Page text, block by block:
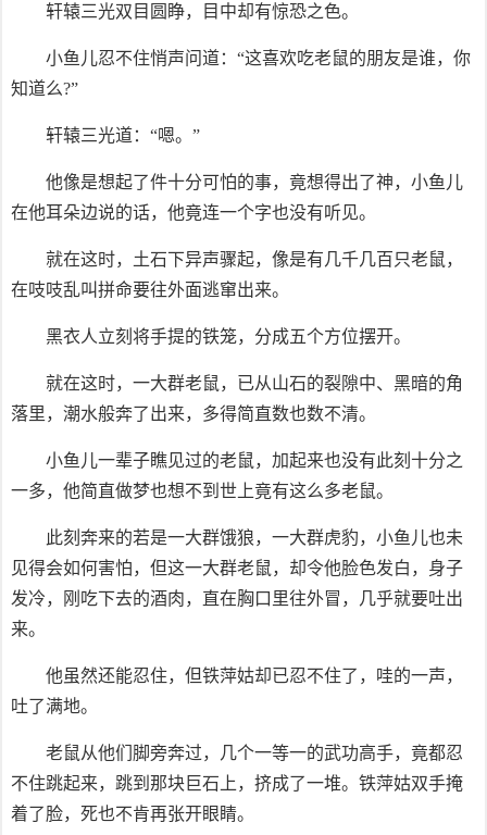
轩辕三光双目圆睁，目中却有惊恐之色。
小鱼儿忍不住悄声问道：“这喜欢吃老鼠的朋友是谁，你
知道么?”
轩辕三光道：“嗯。”
他像是想起了件十分可怕的事，竟想得出了神，小鱼儿
在他耳朵边说的话，他竟连一个字也没有听见。
就在这时，土石下异声骤起，像是有几千几百只老鼠，
在吱吱乱叫拼命要往外面逃窜出来。
黑衣人立刻将手提的铁笼，分成五个方位摆开。
就在这时，一大群老鼠，已从山石的裂隙中、黑暗的角
落里，潮水般奔了出来，多得简直数也数不清。
小鱼儿一辈子瞧见过的老鼠，加起来也没有此刻十分之
一多，他简直做梦也想不到世上竟有这么多老鼠。
此刻奔来的若是一大群饿狼，一大群虎豹，小鱼儿也未
见得会如何害怕，但这一大群老鼠，却令他脸色发白，身子
发冷，刚吃下去的酒肉，直在胸口里往外冒，几乎就要吐出
来。
他虽然还能忍住，但铁萍姑却已忍不住了，哇的一声，
吐了满地。
老鼠从他们脚旁奔过，几个一等一的武功高手，竟都忍
不住跳起来，跳到那块巨石上，挤成了一堆。铁萍姑双手掩
着了脸，死也不肯再张开眼睛。